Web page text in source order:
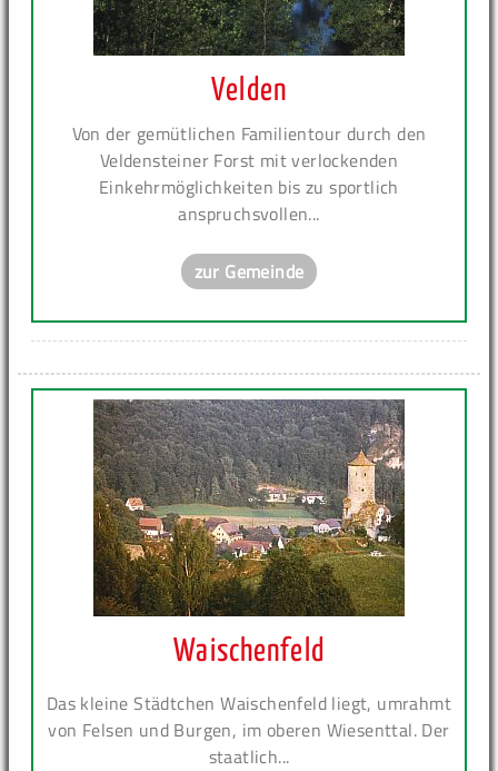
Velden
Von der gemütlichen Familientour durch den
Veldensteiner Forst mit verlockenden
Einkehrmöglichkeiten bis zu sportlich
anspruchsvollen...
zur Gemeinde
Waischenfeld
Das kleine Städtchen Waischenfeld liegt, umrahmt
von Felsen und Burgen, im oberen Wiesenttal. Der
staatlich...